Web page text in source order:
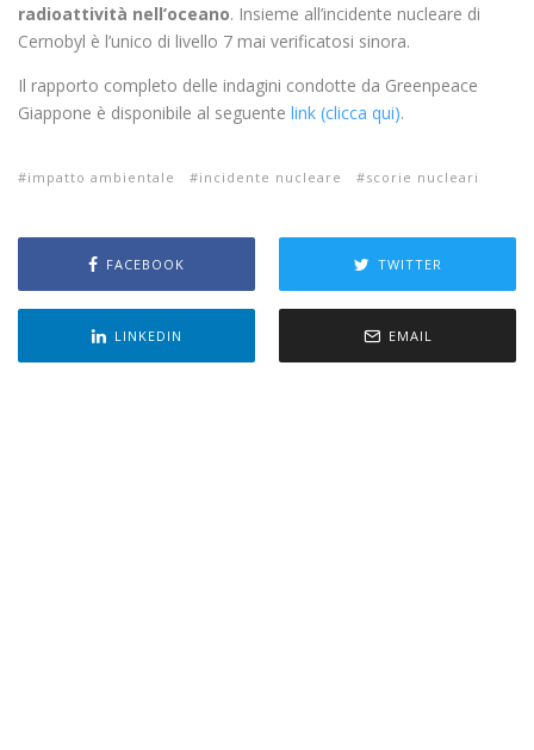
radioattività nell’oceano. Insieme all’incidente nucleare di
Cernobyl è l’unico di livello 7 mai verificatosi sinora.
Il rapporto completo delle indagini condotte da Greenpeace
Giappone è disponibile al seguente link (clicca qui).
impatto ambientale incidente nucleare scorie nucleari
FACEBOOK TWITTER
LINKEDIN EMAIL